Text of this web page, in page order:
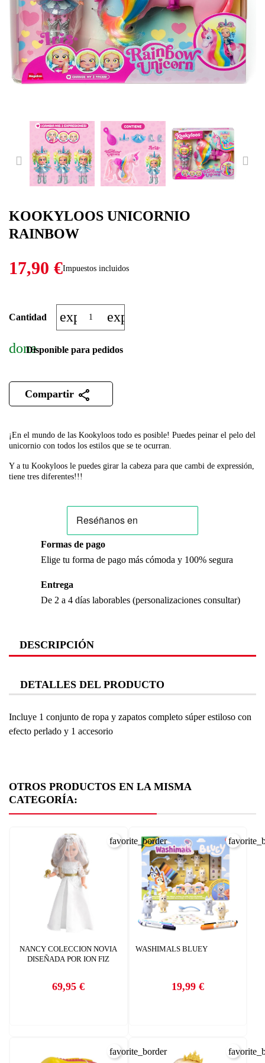
KOOKYLOOS UNICORNIO
RAINBOW
PREVIOUS
17,90 €Impuestos incluidos
¡En el mundo de las Kookyloos todo es posible! Puedes peinar el pelo del
unicornio con todos los estilos que se te ocurran.
Y a tu Kookyloos le puedes girar la cabeza para que cambi de expressión,
tiene tres diferentes!!!
Cantidad expand_moreexpand_less
doneDisponible para pedidos
Compartir
Formas de pago
Elige tu forma de pago más cómoda y 100% segura
Entrega
De 2 a 4 días laborables (personalizaciones consultar)
DESCRIPCIÓN
DETALLES DEL PRODUCTO
Incluye 1 conjunto de ropa y zapatos completo súper estiloso con
efecto perlado y 1 accesorio
OTROS PRODUCTOS EN LA MISMA
CATEGORÍA:
NANCY COLECCION NOVIA
DISEÑADA POR ION FIZ
Precio
69,95 €
favorite_border
WASHIMALS BLUEY
Precio
19,99 €
favorite_border